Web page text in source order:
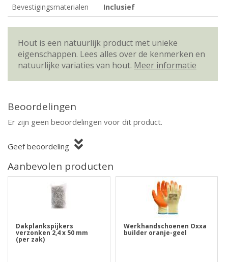
Bevestigingsmaterialen
Inclusief
Hout is een natuurlijk product met unieke
eigenschappen. Lees alles over de kenmerken en
natuurlijke variaties van hout. Meer informatie
Beoordelingen
Er zijn geen beoordelingen voor dit product.
Geef beoordeling
Aanbevolen producten
Dakplankspijkers
verzonken 2,4 x 50 mm
(per zak)
Werkhandschoenen Oxxa
builder oranje-geel